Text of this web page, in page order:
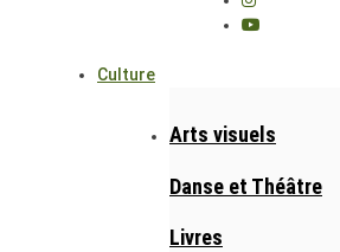
Culture
Arts visuels
Danse et Théâtre
Livres